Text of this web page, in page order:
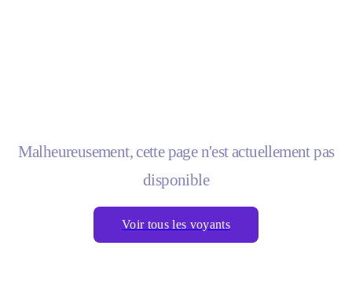
Malheureusement, cette page n'est actuellement pas
disponible
Voir tous les voyants